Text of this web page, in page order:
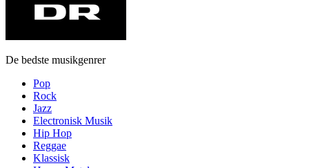
De bedste musikgenrer
Pop
Rock
Jazz
Electronisk Musik
Hip Hop
Reggae
Klassisk